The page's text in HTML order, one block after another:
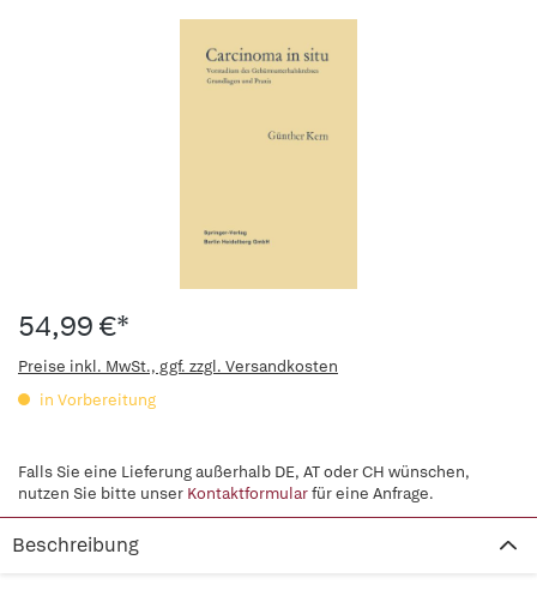
54,99 €*
Preise inkl. MwSt., ggf. zzgl. Versandkosten
in Vorbereitung
Falls Sie eine Lieferung außerhalb DE, AT oder CH wünschen,
nutzen Sie bitte unser Kontaktformularfür eine Anfrage.
Beschreibung